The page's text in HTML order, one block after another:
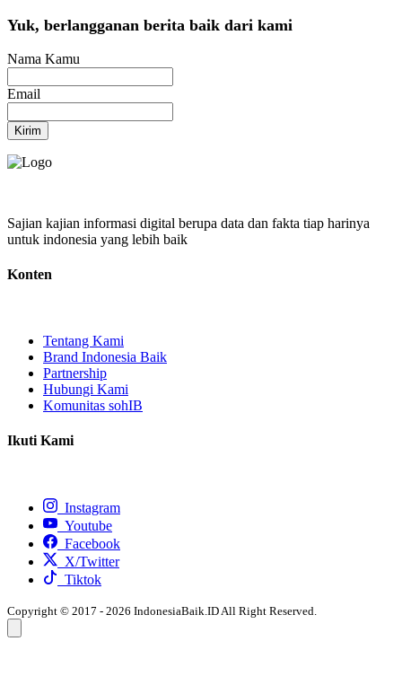
Yuk, berlangganan berita baik dari kami
Nama Kamu
Email
Kirim
Sajian kajian informasi digital berupa data dan fakta tiap harinya
untuk indonesia yang lebih baik
Konten
Tentang Kami
Brand Indonesia Baik
Partnership
Hubungi Kami
Komunitas sohIB
Ikuti Kami
Instagram
Youtube
Facebook
X/Twitter
Tiktok
Copyright © 2017 - 2026 IndonesiaBaik.ID All Right Reserved.